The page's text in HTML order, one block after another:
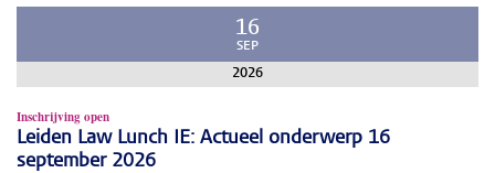
16
SEP
2026
Inschrijving open
Leiden Law Lunch IE: Actueel onderwerp 16
september 2026